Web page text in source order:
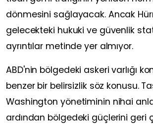
dönmesini sağlayacak. Ancak
gelecekteki hukuki ve güvenlik
ayrıntılar metinde yer almıyor.
ABD'nin bölgedeki askeri varlığı
benzer bir belirsizlik söz konusu.
Washington yönetiminin nihai
ardından bölgedeki güçlerini geri